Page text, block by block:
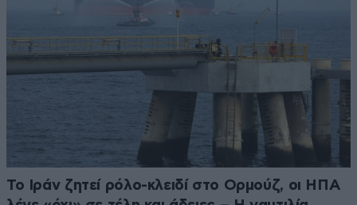
Το Ιράν ζητεί ρόλο-κλειδί στο Ορμούζ, οι ΗΠΑ